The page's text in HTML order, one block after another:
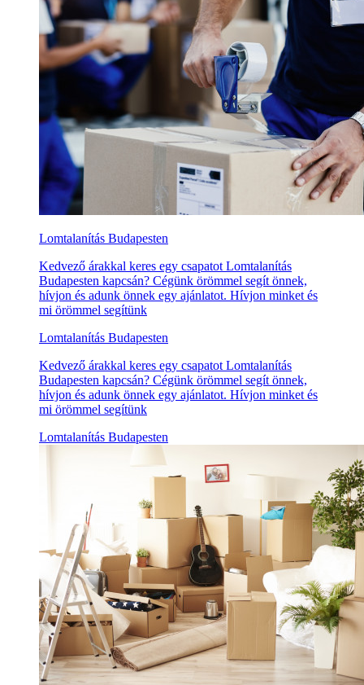
Lomtalanítás Budapesten
Kedvező árakkal keres egy csapatot Lomtalanítás
Budapesten kapcsán? Cégünk örömmel segít önnek,
hívjon és adunk önnek egy ajánlatot. Hívjon minket és
mi örömmel segítünk
Lomtalanítás Budapesten
Kedvező árakkal keres egy csapatot Lomtalanítás
Budapesten kapcsán? Cégünk örömmel segít önnek,
hívjon és adunk önnek egy ajánlatot. Hívjon minket és
mi örömmel segítünk
Lomtalanítás Budapesten